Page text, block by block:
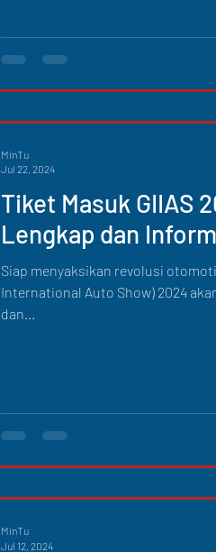
Tiket Masuk GIIAS
Lengkap dan
Siap menyaksikan revolusi
International Auto Show) 2024
dan...
MinTu
Jul 22, 2024
MinTu
Jul 12, 2024